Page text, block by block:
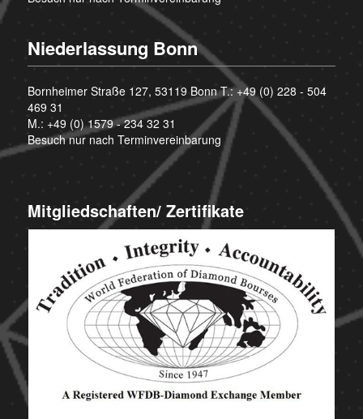
Niederlassung Bonn
Bornheimer Straße 127, 53119 Bonn T.:+49 (0) 228 - 504
469 31
M.: +49 (0) 1579 - 234 32 31
Besuch nur nach Terminvereinbarung
Mitgliedschaften/ Zertifikate